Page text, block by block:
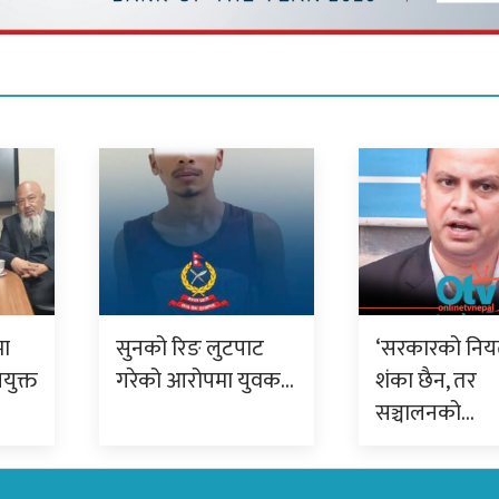
सुनको रिङ लुटपाट
गरेको आरोपमा युवक…
‘सरकारको
शंका छैन, तर
सञ्चालनको…